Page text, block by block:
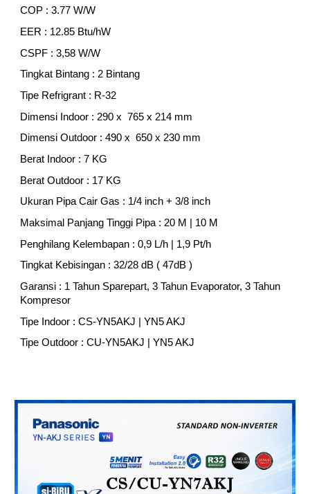
COP : 3.77 W/W
EER : 12.85 Btu/hW
CSPF : 3,58 W/W
Tingkat Bintang : 2 Bintang
Tipe Refrigrant : R-32
Dimensi Indoor : 290 x 765 x 214 mm
Dimensi Outdoor : 490 x 650 x 230 mm
Berat Indoor : 7 KG
Berat Outdoor : 17 KG
Ukuran Pipa Cair Gas : 1/4 inch + 3/8 inch
Maksimal Panjang Tinggi Pipa : 20 M | 10 M
Penghilang Kelembapan : 0,9 L/h | 1,9 Pt/h
Tingkat Kebisingan : 32/28 dB ( 47dB )
Garansi : 1 Tahun Sparepart, 3 Tahun Evaporator, 3 Tahun
Kompresor
Tipe Indoor : CS-YN5AKJ | YN5 AKJ
Tipe Outdoor : CU-YN5AKJ | YN5 AKJ